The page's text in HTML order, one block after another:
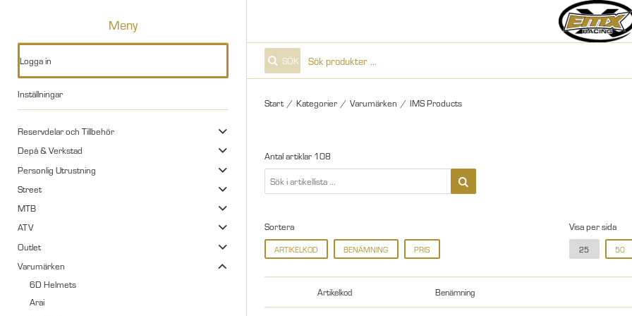
Meny
Logga in
Inställningar
Reservdelar och Tillbehör
Depå & Verkstad
Personlig Utrustning
Street
MTB
ATV
Outlet
Varumärken
6D Helmets
Arai
SÖK
Start / Kategorier / Varumärken / IMS Products
Antal artiklar 108
Sortera
ARTIKELKOD BENÄMNING PRIS
Visa per sida
25 50
Artikelkod Benämning